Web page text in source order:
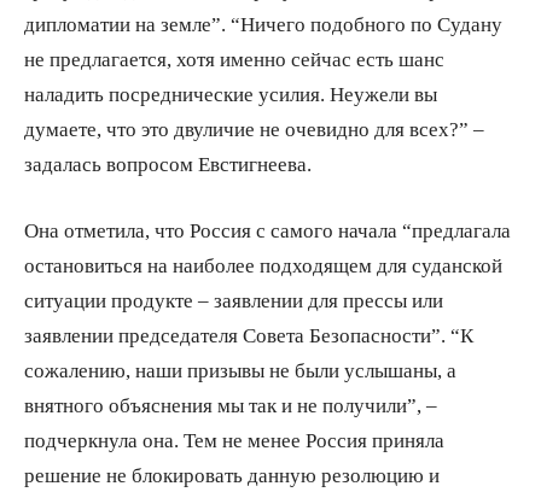
дипломатии на земле”. “Ничего подобного по Судану
не предлагается, хотя именно сейчас есть шанс
наладить посреднические усилия. Неужели вы
думаете, что это двуличие не очевидно для всех?” –
задалась вопросом Евстигнеева.
Она отметила, что Россия с самого начала “предлагала
остановиться на наиболее подходящем для суданской
ситуации продукте – заявлении для прессы или
заявлении председателя Совета Безопасности”. “К
сожалению, наши призывы не были услышаны, а
внятного объяснения мы так и не получили”, –
подчеркнула она. Тем не менее Россия приняла
решение не блокировать данную резолюцию и